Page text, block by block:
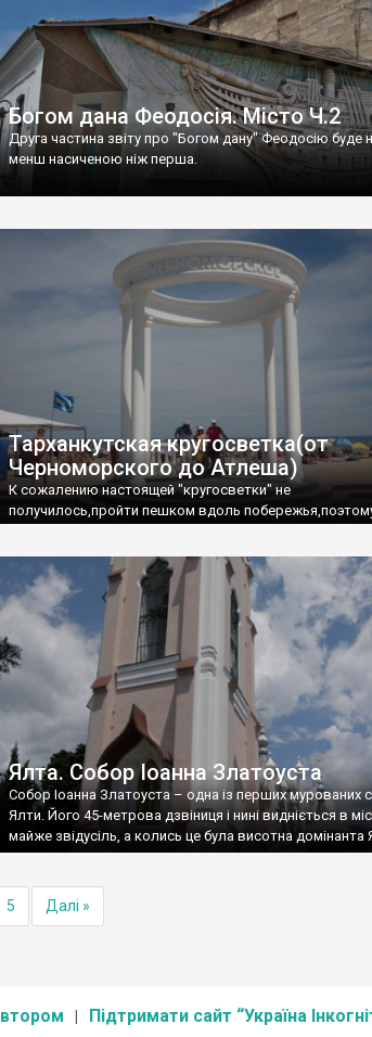
Богом дана Феодосія. Місто Ч.2
Друга частина звіту про "Богом дану" Феодосію буде
менш насиченою ніж перша.
Тарханкутская кругосветка(от
Черноморского до Атлеша)
К сожалению настоящей "кругосветки" не
получилось,пройти пешком вдоль
Ялта. Собор Іоанна Златоуста
Собор Іоанна Златоуста – одна із перших мурованих
Ялти. Його 45-метрова дзвіниця і нині видніється в
майже звідусіль, а колись це була висотна домінанта
5 Далі »
Підтримати сайт “Україна